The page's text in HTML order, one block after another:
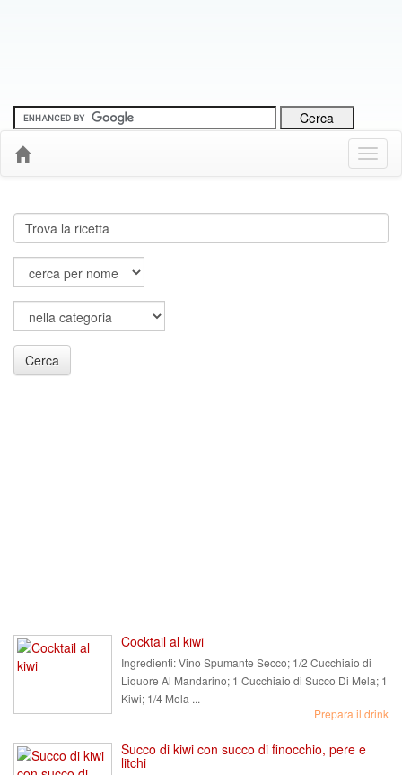
Menu
Down
Cerca
Cerca
Cocktail al kiwi
Ingredienti:Vino Spumante Secco; 1/2 Cucchiaio di
Liquore Al Mandarino; 1 Cucchiaio di Succo Di Mela; 1
Kiwi; 1/4 Mela ...
Prepara il drink
Succo di kiwi con succo di finocchio, pere e
litchi